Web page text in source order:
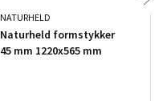
NATURHELD
Naturheld formstykker
45 mm 1220x565 mm